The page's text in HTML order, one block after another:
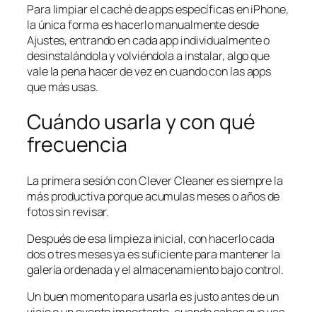
Para limpiar el caché de apps específicas en iPhone,
la única forma es hacerlo manualmente desde
Ajustes, entrando en cada app individualmente o
desinstalándola y volviéndola a instalar, algo que
vale la pena hacer de vez en cuando con las apps
que más usas.
Cuándo usarla y con qué
frecuencia
La primera sesión con Clever Cleaner es siempre la
más productiva porque acumulas meses o años de
fotos sin revisar.
Después de esa limpieza inicial, con hacerlo cada
dos o tres meses ya es suficiente para mantener la
galería ordenada y el almacenamiento bajo control.
Un buen momento para usarla es justo antes de un